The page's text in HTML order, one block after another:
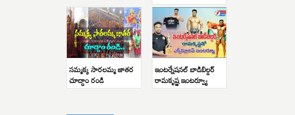
సమ్మక్క సారలమ్మ జాతర
చూద్దాం రండి
ఇంటర్నేషనల్ బాడిబిల్డర్
రామకృష్ణ ఇంటర్వ్యూ